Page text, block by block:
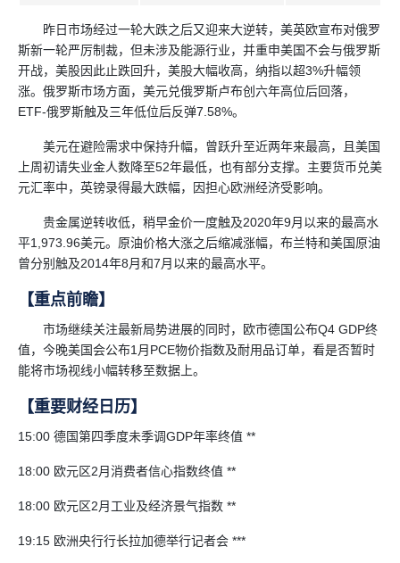
昨日市场经过一轮大跌之后又迎来大逆转，美英欧宣布对俄罗
斯新一轮严厉制裁，但未涉及能源行业，并重申美国不会与俄罗斯
开战，美股因此止跌回升，美股大幅收高，纳指以超3%升幅领
涨。俄罗斯市场方面，美元兑俄罗斯卢布创六年高位后回落，
ETF-俄罗斯触及三年低位后反弹7.58%。
美元在避险需求中保持升幅，曾跃升至近两年来最高，且美国
上周初请失业金人数降至52年最低，也有部分支撑。主要货币兑美
元汇率中，英镑录得最大跌幅，因担心欧洲经济受影响。
贵金属逆转收低，稍早金价一度触及2020年9月以来的最高水
平1,973.96美元。原油价格大涨之后缩减涨幅，布兰特和美国原油
曾分别触及2014年8月和7月以来的最高水平。
【重点前瞻】
市场继续关注最新局势进展的同时，欧市德国公布Q4 GDP终
值，今晚美国会公布1月PCE物价指数及耐用品订单，看是否暂时
能将市场视线小幅转移至数据上。
【重要财经日历】
15:00 德国第四季度未季调GDP年率终值 **
18:00 欧元区2月消费者信心指数终值 **
18:00 欧元区2月工业及经济景气指数 **
19:15 欧洲央行行长拉加德举行记者会 ***